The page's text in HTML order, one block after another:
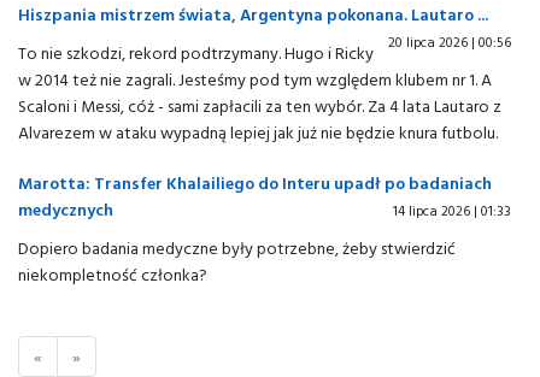
Hiszpania mistrzem świata, Argentyna pokonana. Lautaro ...
20 lipca 2026 | 00:56
To nie szkodzi, rekord podtrzymany. Hugo i Ricky
w 2014 też nie zagrali. Jesteśmy pod tym względem klubem nr 1. A
Scaloni i Messi, cóż - sami zapłacili za ten wybór. Za 4 lata Lautaro z
Alvarezem w ataku wypadną lepiej jak już nie będzie knura futbolu.
Marotta: Transfer Khalailiego do Interu upadł po badaniach
medycznych
14 lipca 2026 | 01:33
Dopiero badania medyczne były potrzebne, żeby stwierdzić
niekompletność członka?
« »